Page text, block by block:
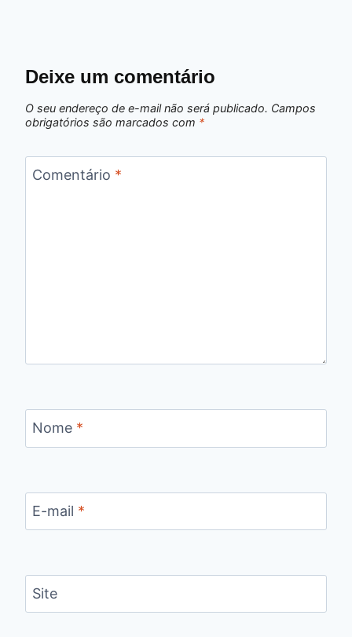
Deixe um comentário
O seu endereço de e-mail não será publicado. Campos
obrigatórios são marcados com *
Comentário *
Nome *
E-mail *
Site